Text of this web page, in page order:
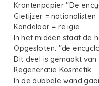
Krantenpapier "De
Gietijzer = nationalisten
Kandelaar = religie
In het midden staat de
Opgesloten. "de
Dit deel is gemaakt
Regeneratie Kosmetik
In de dubbele wand